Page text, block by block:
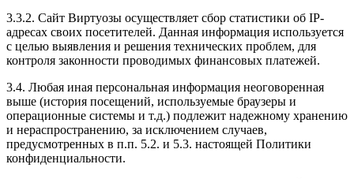
3.3.2. Сайт Виртуозы осуществляет сбор статистики об IP-
адресах своих посетителей. Данная информация используется
с целью выявления и решения технических проблем, для
контроля законности проводимых финансовых платежей.
3.4. Любая иная персональная информация неоговоренная
выше (история посещений, используемые браузеры и
операционные системы и т.д.) подлежит надежному хранению
и нераспространению, за исключением случаев,
предусмотренных в п.п. 5.2. и 5.3. настоящей Политики
конфиденциальности.